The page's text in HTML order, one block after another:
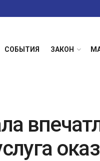
СОБЫТИЯ ЗАКОН